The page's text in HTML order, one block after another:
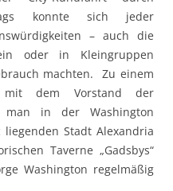
konnte sich jeder
– auch die
oder in Kleingruppen
machten. Zu einem
mit dem Vorstand der
man in der Washington
Stadt Alexandria
Taverne „Gadsbys“
Washington regelmäßig